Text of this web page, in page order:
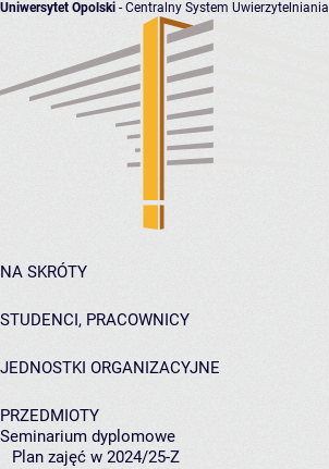
Uniwersytet Opolski - Centralny System Uwierzytelniania
NA SKRÓTY
STUDENCI, PRACOWNICY
JEDNOSTKI ORGANIZACYJNE
PRZEDMIOTY
Seminarium dyplomowe
Plan zajęć w 2024/25-Z